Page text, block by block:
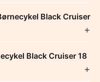
Black Cruiser
Black Cruiser 18